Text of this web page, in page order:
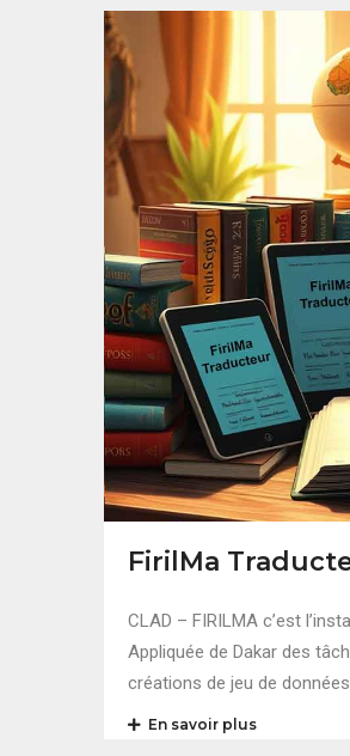
FirilMa
CLAD – FIRILMA c’est
Appliquée de Dakar des
créations de jeu de
En savoir plus